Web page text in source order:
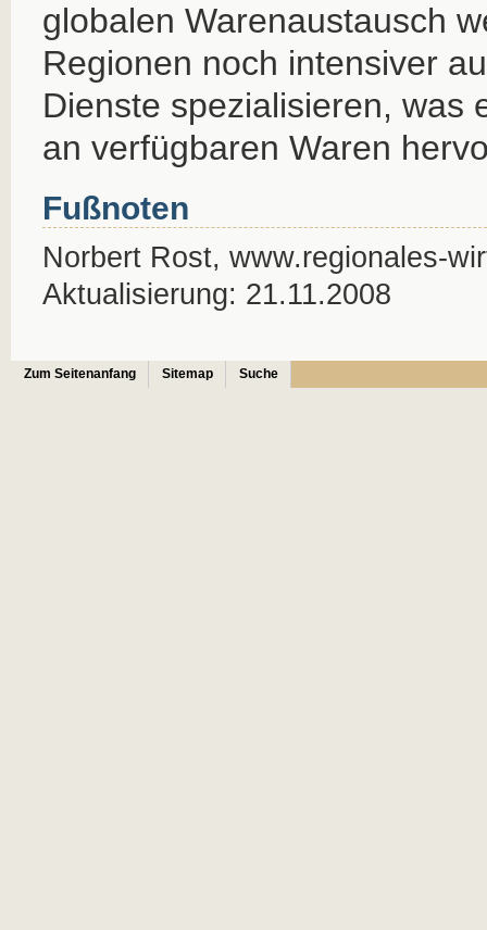
globalen Warenaustausch
Regionen noch intensiver
Dienste spezialisieren, was
an verfügbaren Waren
Fußnoten
Norbert Rost, www.regionales-
Aktualisierung: 21.11.2008
Zum Seitenanfang Sitemap Suche